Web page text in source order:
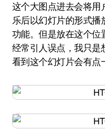
这个大图点进去会将用
乐后以幻灯片的形式
功能。但是放在这个位
经常引人误点，我只是
看到这个幻灯片会有点